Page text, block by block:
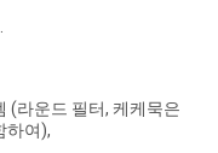
(라운드 필터, 케케묵은
하여),